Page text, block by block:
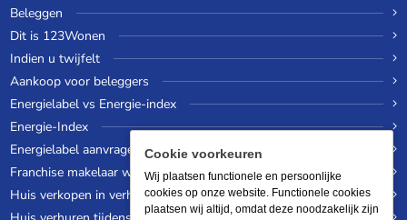
Beleggen
Dit is 123Wonen
Indien u twijfelt
Aankoop voor beleggers
Energielabel vs Energie-index
Energie-Index
Energielabel aanvragen
Franchise makelaar worden
Huis verkopen in verhuurde staat
Cookie voorkeuren
Wij plaatsen functionele en persoonlijke
cookies op onze website. Functionele cookies
plaatsen wij altijd, omdat deze noodzakelijk zijn